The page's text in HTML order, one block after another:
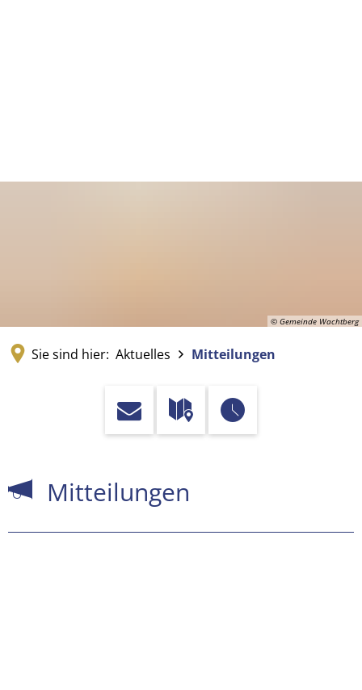
© Gemeinde Wachtberg
Sie sind hier: Aktuelles Mitteilungen
Mitteilungen
Mitteilungen